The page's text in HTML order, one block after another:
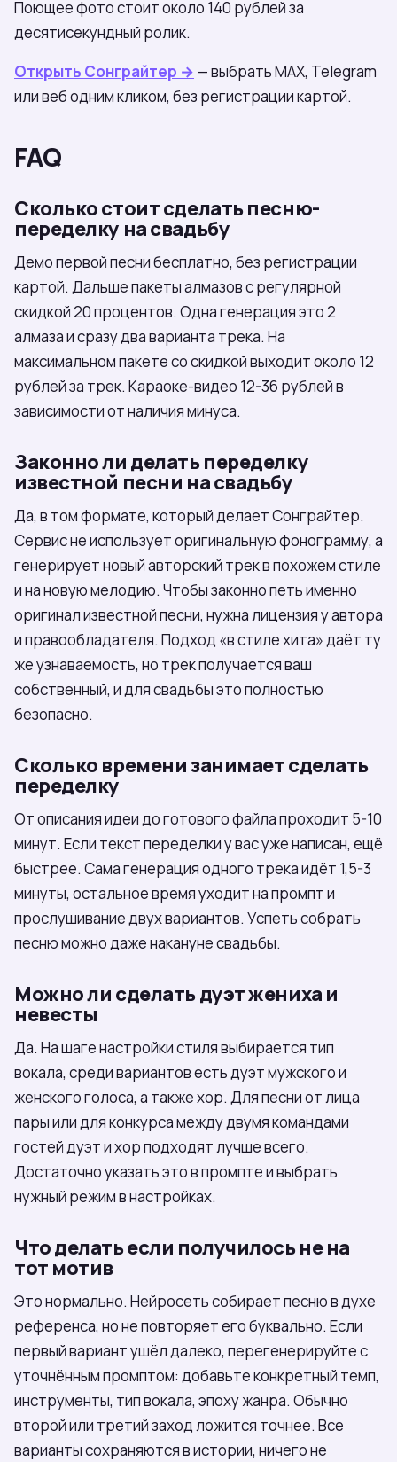
Поющее фото стоит около 140 рублей за
десятисекундный ролик.
Открыть Сонграйтер → — выбрать МАХ, Telegram
или веб одним кликом, без регистрации картой.
FAQ
Сколько стоит сделать песню-
переделку на свадьбу
Демо первой песни бесплатно, без регистрации
картой. Дальше пакеты алмазов с регулярной
скидкой 20 процентов. Одна генерация это 2
алмаза и сразу два варианта трека. На
максимальном пакете со скидкой выходит около 12
рублей за трек. Караоке-видео 12-36 рублей в
зависимости от наличия минуса.
Законно ли делать переделку
известной песни на свадьбу
Да, в том формате, который делает Сонграйтер.
Сервис не использует оригинальную фонограмму, а
генерирует новый авторский трек в похожем стиле
и на новую мелодию. Чтобы законно петь именно
оригинал известной песни, нужна лицензия у автора
и правообладателя. Подход «в стиле хита» даёт ту
же узнаваемость, но трек получается ваш
собственный, и для свадьбы это полностью
безопасно.
Сколько времени занимает сделать
переделку
От описания идеи до готового файла проходит 5-10
минут. Если текст переделки у вас уже написан, ещё
быстрее. Сама генерация одного трека идёт 1,5-3
минуты, остальное время уходит на промпт и
прослушивание двух вариантов. Успеть собрать
песню можно даже накануне свадьбы.
Можно ли сделать дуэт жениха и
невесты
Да. На шаге настройки стиля выбирается тип
вокала, среди вариантов есть дуэт мужского и
женского голоса, а также хор. Для песни от лица
пары или для конкурса между двумя командами
гостей дуэт и хор подходят лучше всего.
Достаточно указать это в промпте и выбрать
нужный режим в настройках.
Что делать если получилось не на
тот мотив
Это нормально. Нейросеть собирает песню в духе
референса, но не повторяет его буквально. Если
первый вариант ушёл далеко, перегенерируйте с
уточнённым промптом: добавьте конкретный темп,
инструменты, тип вокала, эпоху жанра. Обычно
второй или третий заход ложится точнее. Все
варианты сохраняются в истории, ничего не